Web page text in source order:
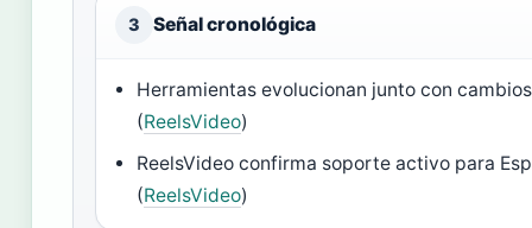
3 Señal cronológica
Herramientas evolucionan junto con
(ReelsVideo)
ReelsVideo confirma soporte activo para
(ReelsVideo)